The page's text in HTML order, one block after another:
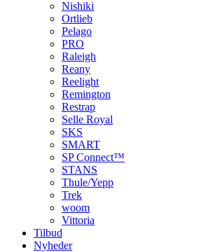
Nishiki
Ortlieb
Pelago
PRO
Raleigh
Reany
Reelight
Remington
Restrap
Selle Royal
SKS
SMART
SP Connect™
STANS
Thule/Yepp
Trek
woom
Vittoria
Tilbud
Nyheder